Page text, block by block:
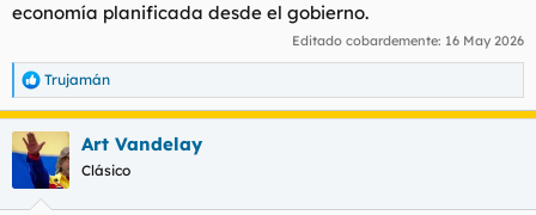
economía planificada desde el gobierno.
Editado cobardemente: 16 May 2026
R
e
a
c
c
Trujamán
Art Vandelay
Clásico